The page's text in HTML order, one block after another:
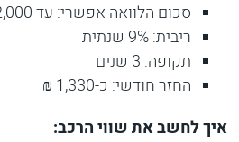
סכום הלוואה אפשרי: עד 42,000 ₪
ריבית: 9% שנתית
תקופה: 3 שנים
החזר חודשי: כ-1,330 ₪
איך לחשב את שווי הרכב: